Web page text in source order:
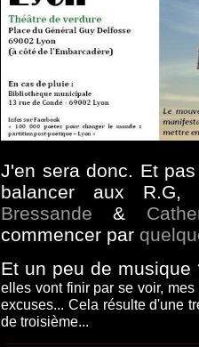
J'en sera donc. Et
balancer aux
Bressande &
commencer par
Et un peu de
elles vont finir par se voir,
excuses... Cela résulte d'une
de troisième...